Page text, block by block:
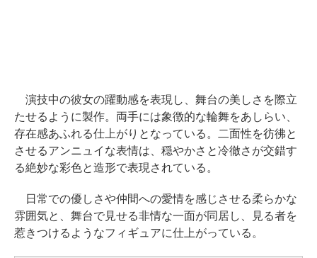
演技中の彼女の躍動感を表現し、舞台の美しさを際立
たせるように製作。両手には象徴的な輪舞をあしらい、
存在感あふれる仕上がりとなっている。二面性を彷彿と
させるアンニュイな表情は、穏やかさと冷徹さが交錯す
る絶妙な彩色と造形で表現されている。
日常での優しさや仲間への愛情を感じさせる柔らかな
雰囲気と、舞台で見せる非情な一面が同居し、見る者を
惹きつけるようなフィギュアに仕上がっている。